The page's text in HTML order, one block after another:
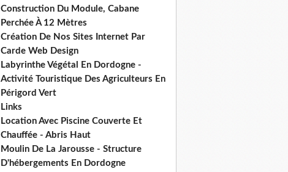
Construction Du Module, Cabane
Perchée À 12 Mètres
Création De Nos Sites Internet Par
Carde Web Design
Labyrinthe Végétal En Dordogne -
Activité Touristique Des Agriculteurs En
Périgord Vert
Links
Location Avec Piscine Couverte Et
Chauffée - Abris Haut
Moulin De La Jarousse - Structure
D'hébergements En Dordogne